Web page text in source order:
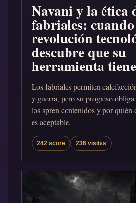
Navani y la ética
fabriales:
revolución
descubre que su
herramienta
Los fabriales permiten
y guerra, pero su progreso
los spren contenidos y por quién
es aceptable.
242 score 236 visitas